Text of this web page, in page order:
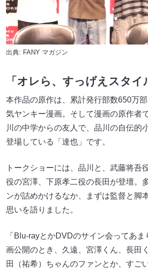
出典: FANY マガジン
「オレら、すっげえスタイ
本作品の原作は、累計発行部数650万
気ヤンキー漫画。そして漫画の原作者
川の中学からの友人で、品川の自伝的
登場している「達也」です。
トークショーには、品川と、武藤将吾
役の宮澤、下原孝二役の長田が登壇。
ンが詰めかけるなか、まずは監督と脚
思いを語りました。
「Blu-rayとかDVDのサイン会ってあ
画公開のとき、久遠、宮澤くん、長田
田（祐希​​）ちゃんのファンとか、すご